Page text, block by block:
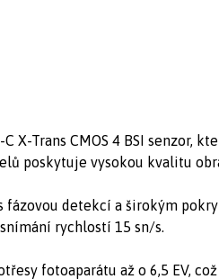
X-Trans CMOS 4 BSI senzor,
poskytuje vysokou kvalitu
detekcí a širokým
rychlostí 15 sn/s.
fotoaparátu až o 6,5 EV,